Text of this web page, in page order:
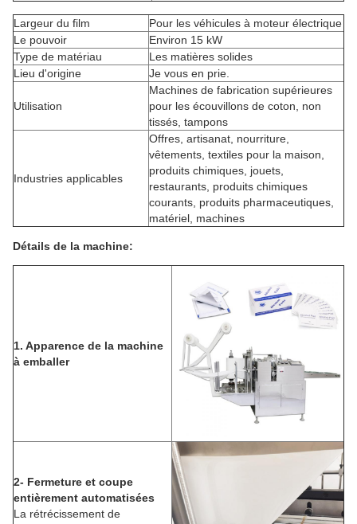
Largeur du film
Pour les véhicules à moteur électrique
Le pouvoir
Environ 15 kW
Type de matériau
Les matières solides
Lieu d'origine
Je vous en prie.
Utilisation
Machines de fabrication supérieures
pour les écouvillons de coton, non
tissés, tampons
Indus­tries applicables
Offres, artisanat, nourriture,
vêtements, textiles pour la maison,
produits chimiques, jouets,
restaurants, produits chimiques
courants, produits pharmaceutiques,
matériel, machines
Détails de la machine:
1. Apparence de la machine
à emballer
2- Fermeture et coupe
entièrement automatisées
La rétrécissement de